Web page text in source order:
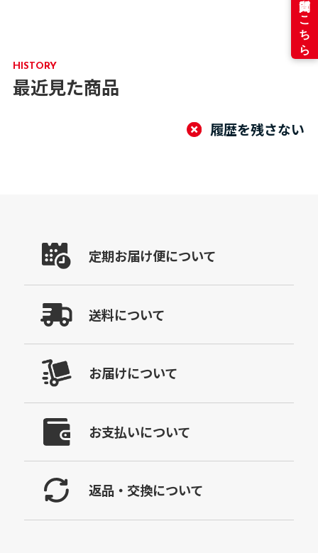
HISTORY
最近見た商品
履歴を残さない
定期お届け便について
送料について
お届けについて
お支払いについて
返品・交換について